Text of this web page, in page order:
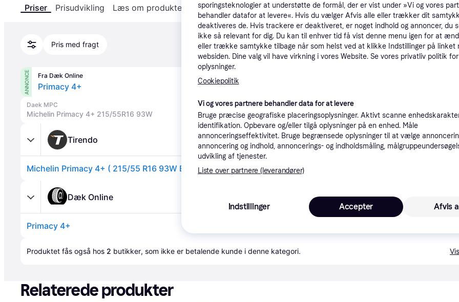
Priser Prisudvikling Læs om produktet Specifikationer
Pris med fragt
ANNONCE Fra Dæk Online
Primacy 4+
Daek MPC
Michelin Primacy 4+ 215/55R16 93W
Tirendo
Michelin Primacy 4+ ( 215/55 R16 93W EV Suitable, med fælgbeskyttelses liste (FSL) )
Dæk Online
Primacy 4+
Produktet fås også hos 2 butikker, som ikke er betalende kunde i denne kategori.
Relaterede produkter
sporingsteknologier at understøtte de formål, der er vist under »Vi og vores
behandler datafor at levere«. Hvis du vælger Afvis alle eller trækker dit
deaktiveres de. Hvis trackere er deaktiveret, er noget indhold og annoncer, du
ikke så relevant for dig. Du kan til enhver tid få vist denne menu igen for at
eller trække samtykke tilbage når som helst ved at klikke Indstillinger på linket
websiden. Dine valg vil have virkning i vores Website. Se vores privatliv politik
oplysninger.
Cookiepolitik
Vi og vores partnere behandler data for at levere
Bruge præcise geografiske placeringsoplysninger. Aktivt scanne
identifikation. Opbevare og/eller tilgå oplysninger på en enhed. Måle
annonceringseffektivitet. Bruge begrænsede oplysninger til at vælge
annoncering og indhold, annoncerings- og indholdsmåling,
udvikling af tjenester.
Liste over partnere (leverandører)
Indstillinger Afvis
Accepter